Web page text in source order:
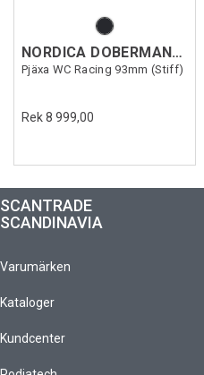
NORDICA DOBERMANN 5 RD-93 S
Pjäxa WC Racing 93mm (Stiff)
Rek 8 999,00
SCANTRADE
SCANDINAVIA
Varumärken
Kataloger
Kundcenter